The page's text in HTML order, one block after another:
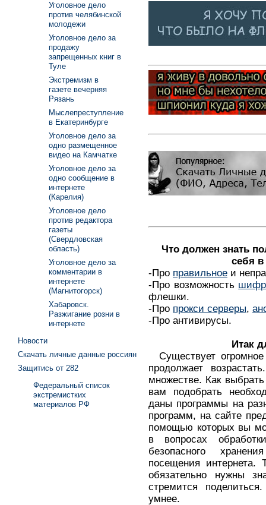
Что должен знать
себя
-Про правильное и
-Про возможность
флешки.
-Про прокси серверы,
-Про антивирусы.
Итак
Существует
продолжает
множестве. Как
вам подобрать
даны программы на
программ, на сайте
помощью которых вы
в вопросах
безопасного
посещения интернета.
обязательно нужны
стремится поделиться.
умнее.
Уголовное дело
против челябинской
молодежи
Уголовное дело за
продажу
запрещенных книг в
Туле
Экстремизм в
газете вечерняя
Рязань
Мыслепреступление
в Екатеринбурге
Уголовное дело за
одно размещенное
видео на Камчатке
Уголовное дело за
одно сообщение в
интернете
(Карелия)
Уголовное дело
против редактора
газеты
(Свердловская
область)
Уголовное дело за
комментарии в
интернете
(Магнитогорск)
Хабаровск.
Разжигание розни в
интернете
Новости
Скачать личные данные россиян
Защитись от 282
Федеральный список
экстремистких
материалов РФ